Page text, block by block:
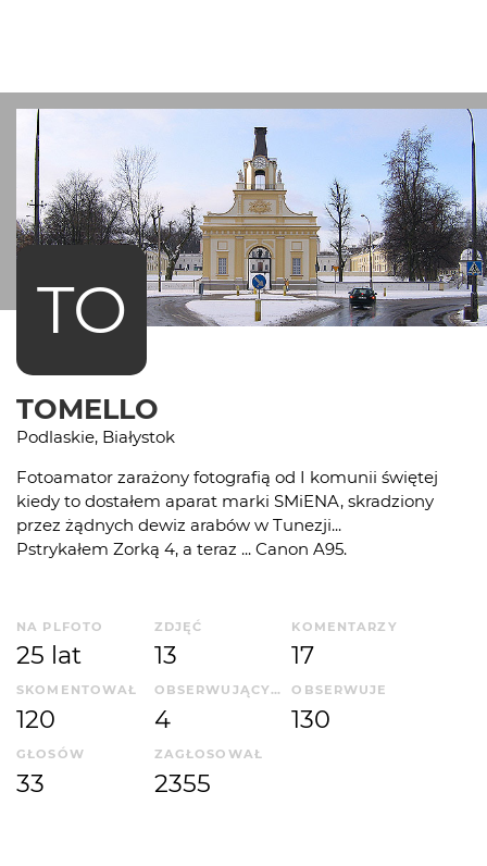
TO
TOMELLO
Podlaskie, Białystok
Fotoamator zarażony fotografią od I komunii świętej
kiedy to dostałem aparat marki SMiENA, skradziony
przez żądnych dewiz arabów w Tunezji...
Pstrykałem Zorką 4, a teraz ... Canon A95.
NA PLFOTO
25 lat
ZDJĘĆ
13
KOMENTARZY
17
SKOMENTOWAŁ
120
OBSERWUJĄCYCH
4
OBSERWUJE
130
GŁOSÓW
33
ZAGŁOSOWAŁ
2355